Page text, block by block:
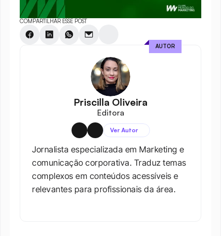
COMPARTILHAR ESSE POST
Priscilla Oliveira
Editora
Ver Autor
Jornalista especializada em Marketing e
comunicação corporativa. Traduz temas
complexos em conteúdos acessíveis e
relevantes para profissionais da área.​
AUTOR